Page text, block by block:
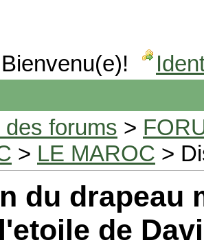
Bienvenu(e)!
forums >
> LE MAROC >
du drapeau
de